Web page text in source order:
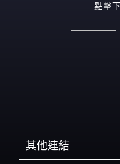
點擊
其他連結